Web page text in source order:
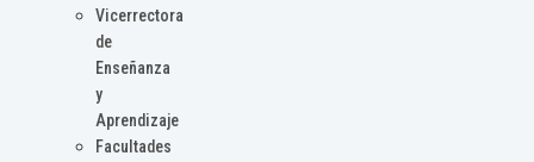
Vicerrectora
de
Enseñanza
y
Aprendizaje
Facultades